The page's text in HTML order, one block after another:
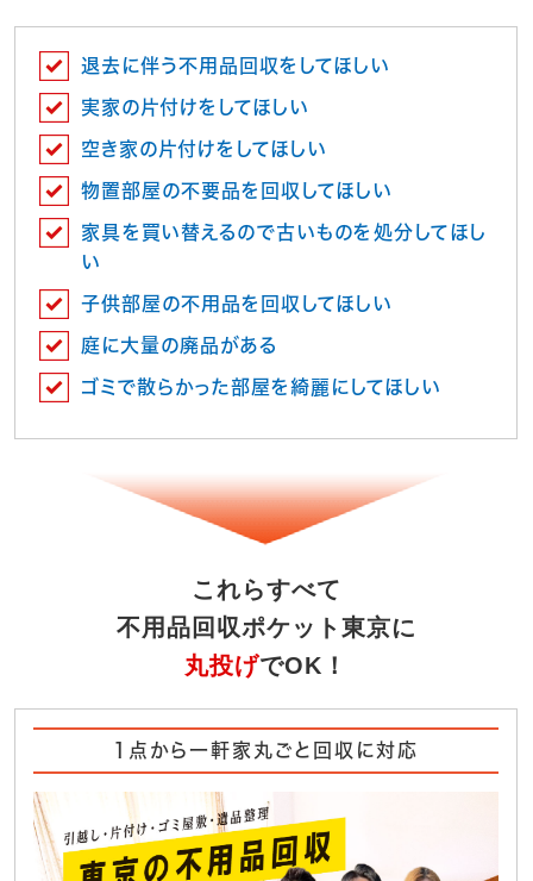
退去に伴う不用品回収をしてほしい
実家の片付けをしてほしい
空き家の片付けをしてほしい
物置部屋の不要品を回収してほしい
家具を買い替えるので古いものを処分してほし
い
子供部屋の不用品を回収してほしい
庭に大量の廃品がある
ゴミで散らかった部屋を綺麗にしてほしい
これらすべて
不用品回収ポケット東京に
丸投げでOK！
1点から一軒家丸ごと回収に対応